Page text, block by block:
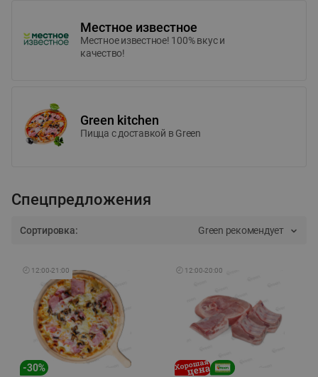
Местное известное
Местное известное! 100% вкус и
качество!
Green kitchen
Пицца c доставкой в Green
Спецпредложения
Сортировка: Green рекомендует
🕘 12:00-21:00
-30%
🕘 12:00-20:00